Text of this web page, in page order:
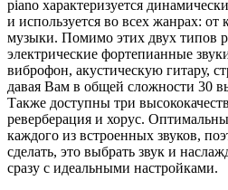
piano характеризуется
и используется во всех жанрах:
музыки. Помимо этих двух типов
электрические фортепианные
виброфон, акустическую гитару,
давая Вам в общей сложности 30
Также доступны три
реверберация и хорус.
каждого из встроенных звуков,
сделать, это выбрать звук и
сразу с идеальными настройками.